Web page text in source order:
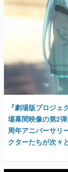
『劇場版プロジ
場幕間映像の第2
周年アニバーサリ
クターたちが次々